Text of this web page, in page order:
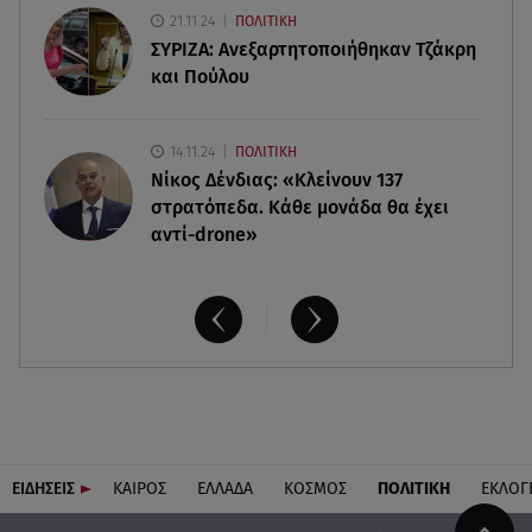
drones και νέες τεχνολογίες
21.11.24 ΠΟΛΙΤΙΚΗ
ΣΥΡΙΖΑ: Ανεξαρτητοποιήθηκαν Τζάκρη
και Πούλου
14.11.24 ΠΟΛΙΤΙΚΗ
Νίκος Δένδιας: «Κλείνουν 137
στρατόπεδα. Kάθε μονάδα θα έχει
αντί-drone»
ΕΙΔΗΣΕΙΣ ΚΑΙΡΟΣ ΕΛΛΑΔΑ ΚΟΣΜΟΣ ΠΟΛΙΤΙΚΗ